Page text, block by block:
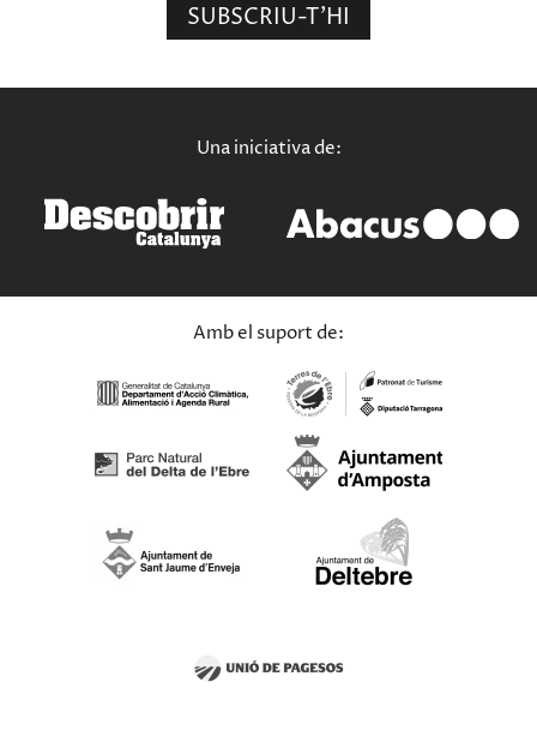
SUBSCRIU-T'HI
Una iniciativa de:
Amb el suport de: